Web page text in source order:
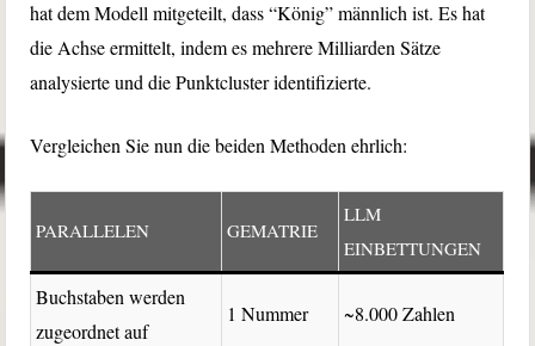
hat dem Modell mitgeteilt, dass “König” männlich ist. Es hat
die Achse ermittelt, indem es mehrere Milliarden Sätze
analysierte und die Punktcluster identifizierte.
Vergleichen Sie nun die beiden Methoden ehrlich:
PARALLELEN GEMATRIE
LLM
EINBETTUNGEN
Buchstaben werden
zugeordnet auf
1 Nummer ~8.000 Zahlen